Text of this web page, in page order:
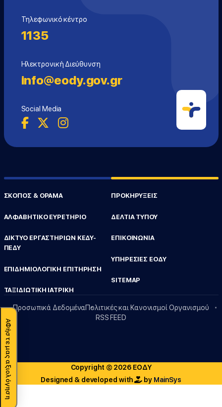
ΑΦήστε μας αξιολόγηση
Τηλεφωνικό κέντρο
1135
Ηλεκτρονική Διεύθυνση
info@eody.gov.gr
Social Media
ΣΚΟΠΟΣ & ΟΡΑΜΑ
ΑΛΦΑΒΗΤΙΚΟ ΕΥΡΕΤΗΡΙΟ
ΔΙΚΤΥΟ ΕΡΓΑΣΤΗΡΙΩΝ ΚΕΔΥ-
ΠΕΔΥ
ΕΠΙΔΗΜΙΟΛΟΓΙΚΗ ΕΠΙΤΗΡΗΣΗ
ΤΑΞΙΔΙΩΤΙΚΗ ΙΑΤΡΙΚΗ
ΠΡΟΚΗΡΥΞΕΙΣ
ΔΕΛΤΙΑ ΤΥΠΟΥ
ΕΠΙΚΟΙΝΩΝΙΑ
ΥΠΗΡΕΣΙΕΣ ΕΟΔΥ
SITEMAP
Προσωπικά ΔεδομέναΠολιτικές και Κανονισμοί Οργανισμού
RSS FEED
Copyright © 2026 ΕΟΔΥ
Designed & developed with
by MainSys